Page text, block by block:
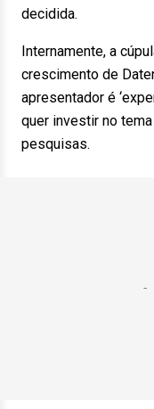
decidida.
Internamente, a
crescimento de
apresentador é
quer investir no
pesquisas.